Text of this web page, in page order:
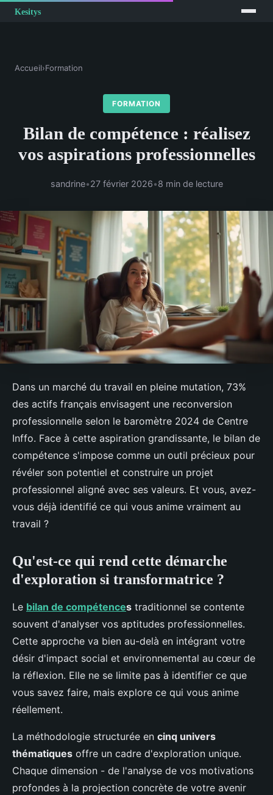
Accueil›Formation
FORMATION
Bilan de compétence : réalisez
vos aspirations professionnelles
sandrine•27 février 2026•8 min de lecture
Dans un marché du travail en pleine mutation, 73%
des actifs français envisagent une reconversion
professionnelle selon le baromètre 2024 de Centre
Inffo. Face à cette aspiration grandissante, le bilan de
compétence s'impose comme un outil précieux pour
révéler son potentiel et construire un projet
professionnel aligné avec ses valeurs. Et vous, avez-
vous déjà identifié ce qui vous anime vraiment au
travail ?
Qu'est-ce qui rend cette démarche
d'exploration si transformatrice ?
Le bilan de compétences traditionnel se contente
souvent d'analyser vos aptitudes professionnelles.
Cette approche va bien au-delà en intégrant votre
désir d'impact social et environnemental au cœur de
la réflexion. Elle ne se limite pas à identifier ce que
vous savez faire, mais explore ce qui vous anime
réellement.
La méthodologie structurée en cinq univers
thématiques offre un cadre d'exploration unique.
Chaque dimension - de l'analyse de vos motivations
profondes à la projection concrète de votre avenir